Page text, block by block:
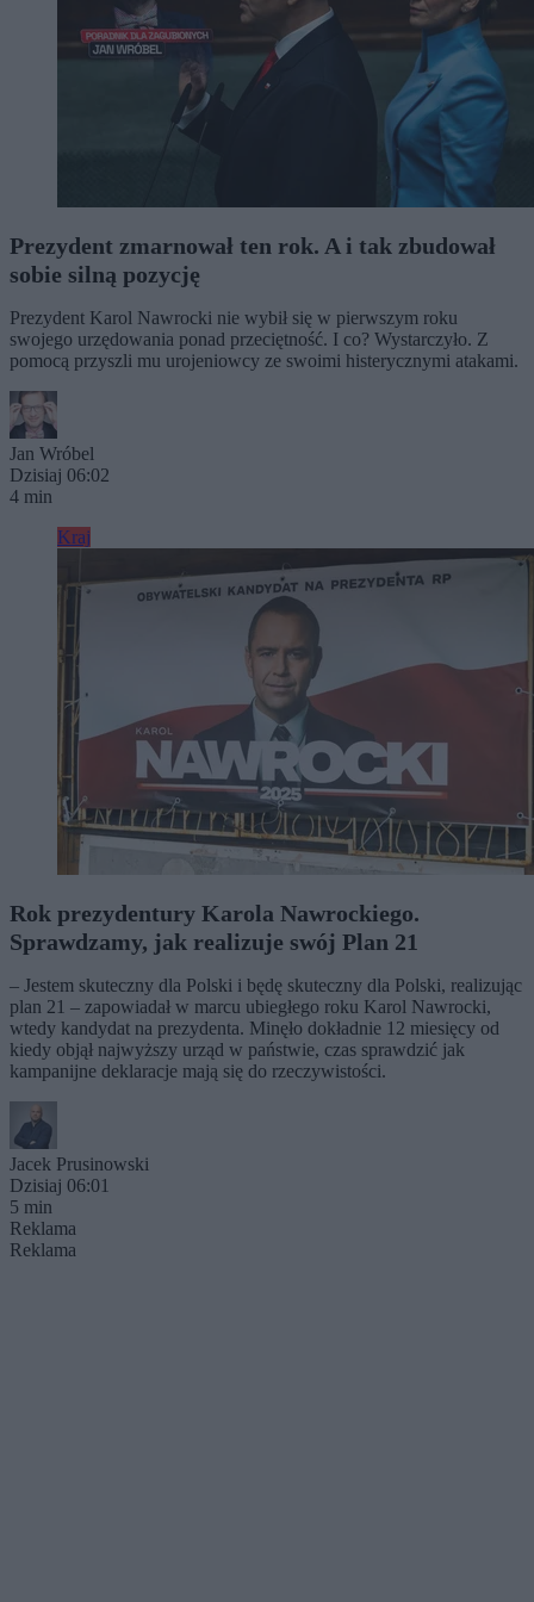
Prezydent zmarnował ten rok. A i tak zbudował
sobie silną pozycję
Prezydent Karol Nawrocki nie wybił się w pierwszym roku
swojego urzędowania ponad przeciętność. I co? Wystarczyło. Z
pomocą przyszli mu urojeniowcy ze swoimi histerycznymi atakami.
Jan Wróbel
Dzisiaj 06:02
4 min
Kraj
Rok prezydentury Karola Nawrockiego.
Sprawdzamy, jak realizuje swój Plan 21
– Jestem skuteczny dla Polski i będę skuteczny dla Polski, realizując
plan 21 – zapowiadał w marcu ubiegłego roku Karol Nawrocki,
wtedy kandydat na prezydenta. Minęło dokładnie 12 miesięcy od
kiedy objął najwyższy urząd w państwie, czas sprawdzić jak
kampanijne deklaracje mają się do rzeczywistości.
Jacek Prusinowski
Dzisiaj 06:01
5 min
Reklama
Reklama